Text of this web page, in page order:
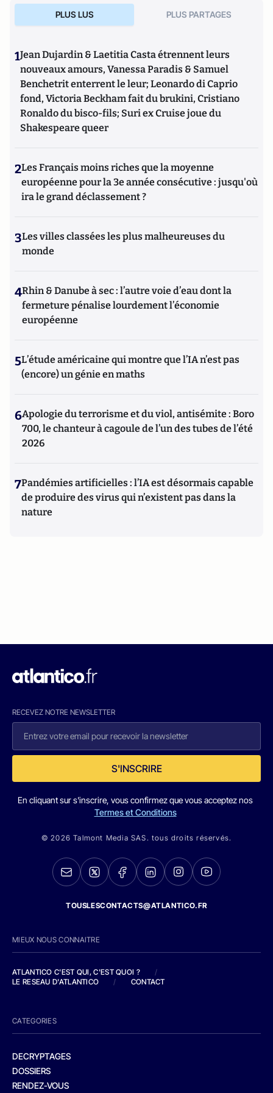
Projet: La stratégie de conquête et d'infiltration des frères
musulmans en France et dans le monde(Editions de
L'Artilleur).
PLUS LUS PLUS PARTAGES
1Jean Dujardin & Laetitia Casta étrennent leurs
nouveaux amours, Vanessa Paradis & Samuel
Benchetrit enterrent le leur; Leonardo di Caprio
fond, Victoria Beckham fait du brukini, Cristiano
Ronaldo du bisco-fils; Suri ex Cruise joue du
Shakespeare queer
2Les Français moins riches que la moyenne
européenne pour la 3e année consécutive : jusqu'où
ira le grand déclassement ?
3Les villes classées les plus malheureuses du
monde
4Rhin & Danube à sec : l’autre voie d’eau dont la
fermeture pénalise lourdement l’économie
européenne
5L’étude américaine qui montre que l’IA n’est pas
(encore) un génie en maths
6Apologie du terrorisme et du viol, antisémite : Boro
700, le chanteur à cagoule de l’un des tubes de l’été
2026
7Pandémies artificielles : l’IA est désormais capable
de produire des virus qui n’existent pas dans la
nature
RECEVEZ NOTRE NEWSLETTER
S'INSCRIRE
En cliquant sur s'inscrire, vous confirmez que vous acceptez nos
Termes et Conditions
© 2026 Talmont Media SAS. tous droits réservés.
TOUSLESCONTACTS@ATLANTICO.FR
MIEUX NOUS CONNAITRE
ATLANTICO C'EST QUI, C'EST QUOI ?
/
LE RESEAU D'ATLANTICO
/ CONTACT
CATEGORIES
DECRYPTAGES
DOSSIERS
RENDEZ-VOUS